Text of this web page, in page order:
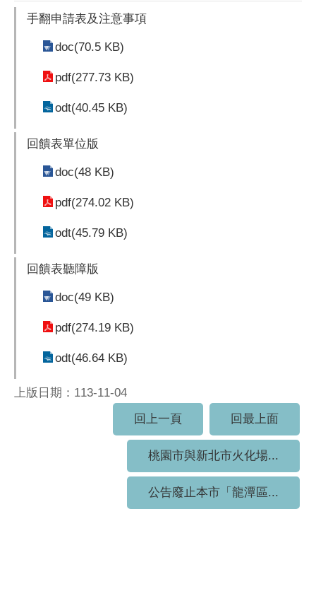
手翻申請表及注意事項
doc(70.5 KB)
pdf(277.73 KB)
odt(40.45 KB)
回饋表單位版
doc(48 KB)
pdf(274.02 KB)
odt(45.79 KB)
回饋表聽障版
doc(49 KB)
pdf(274.19 KB)
odt(46.64 KB)
上版日期：113-11-04
回上一頁
回最上面
桃園市與新北市火化場...
公告廢止本市「龍潭區...